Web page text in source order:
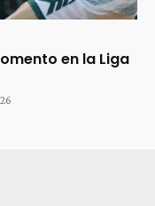
en la Liga